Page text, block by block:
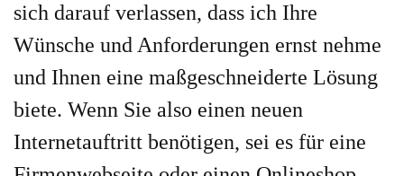
sich darauf verlassen, dass ich Ihre
Wünsche und Anforderungen ernst nehme
und Ihnen eine maßgeschneiderte Lösung
biete. Wenn Sie also einen neuen
Internetauftritt benötigen, sei es für eine